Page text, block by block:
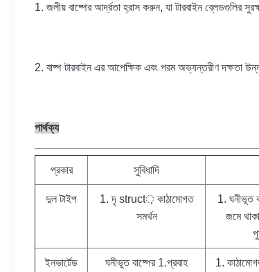
1. জলীয় বাষ্পের আর্দ্রতা হ্রাস করুন, যা টারবাইন ব্লেডগুলির
2. বাষ্প টারবাইন এর আপেক্ষিক এবং পরম অভ্যন্তরীণ দক্ষতা
পার্থক্য
প্রকার সুবিধাদি
দুল টাইপ
1. দৃ struct় কাঠামোগত
সমর্থন
1. ঘনীভূত
জমে
ইনভার্টেড
ঘনীভূত বাষ্পের 1.প্রবাহ
1.